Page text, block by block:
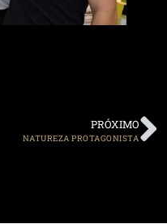
PRÓXIMO
NATUREZA PROTAGONISTA